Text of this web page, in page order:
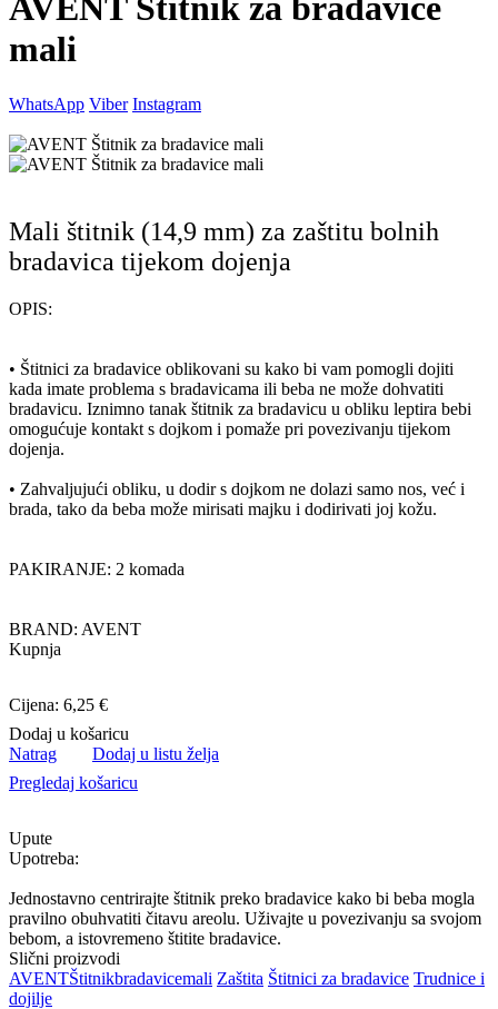
AVENT Štitnik za bradavice
mali
WhatsApp Viber Instagram
Mali štitnik (14,9 mm) za zaštitu bolnih
bradavica tijekom dojenja
OPIS:
• Štitnici za bradavice oblikovani su kako bi vam pomogli dojiti
kada imate problema s bradavicama ili beba ne može dohvatiti
bradavicu. Iznimno tanak štitnik za bradavicu u obliku leptira bebi
omogućuje kontakt s dojkom i pomaže pri povezivanju tijekom
dojenja.
• Zahvaljujući obliku, u dodir s dojkom ne dolazi samo nos, već i
brada, tako da beba može mirisati majku i dodirivati joj kožu.
PAKIRANJE: 2 komada
BRAND: AVENT
Kupnja
Cijena: 6,25 €
Dodaj u košaricu
Natrag
Dodaj u listu želja
Pregledaj košaricu
Upute
Upotreba:
Jednostavno centrirajte štitnik preko bradavice kako bi beba mogla
pravilno obuhvatiti čitavu areolu. Uživajte u povezivanju sa svojom
bebom, a istovremeno štitite bradavice.
Slični proizvodi
AVENTŠtitnikbradavicemali Zaštita Štitnici za bradavice Trudnice i
dojilje